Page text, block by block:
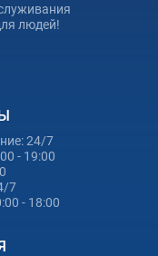
людей!
24/7
- 19:00
7
- 18:00